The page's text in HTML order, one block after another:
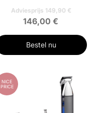
Adviesprijs 149,90 €
146,00 €
Bestel nu
NICE
PRICE